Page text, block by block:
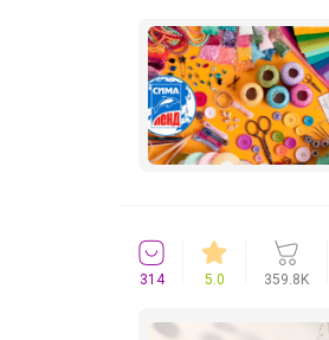
314 5.0 359.8K